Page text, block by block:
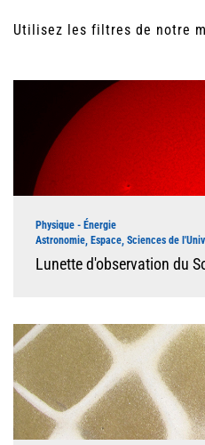
Utilisez les filtres de notre
Physique - Énergie
Astronomie, Espace, Sciences de
Lunette d'observation du